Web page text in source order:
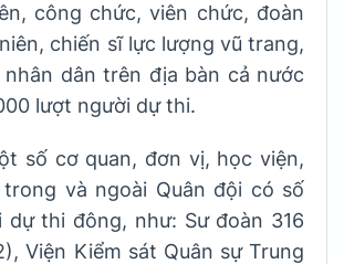
công chức, viên chức, đoàn
chiến sĩ lực lượng vũ trang,
nhân dân trên địa bàn cả nước
lượt người dự thi.
số cơ quan, đơn vị, học viện,
và ngoài Quân đội có số
dự thi đông, như: Sư đoàn 316
Viện Kiểm sát Quân sự Trung